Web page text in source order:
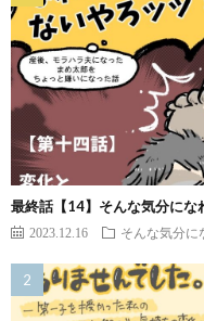
最終話【14】そんな気分にな
2023.12.16 そんな気分に